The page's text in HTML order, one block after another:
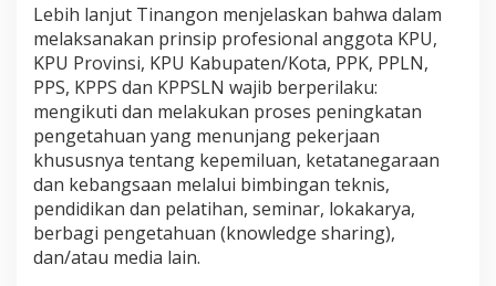
Lebih lanjut Tinangon menjelaskan bahwa dalam
melaksanakan prinsip profesional anggota KPU,
KPU Provinsi, KPU Kabupaten/Kota, PPK, PPLN,
PPS, KPPS dan KPPSLN wajib berperilaku:
mengikuti dan melakukan proses peningkatan
pengetahuan yang menunjang pekerjaan
khususnya tentang kepemiluan, ketatanegaraan
dan kebangsaan melalui bimbingan teknis,
pendidikan dan pelatihan, seminar, lokakarya,
berbagi pengetahuan (knowledge sharing),
dan/atau media lain.